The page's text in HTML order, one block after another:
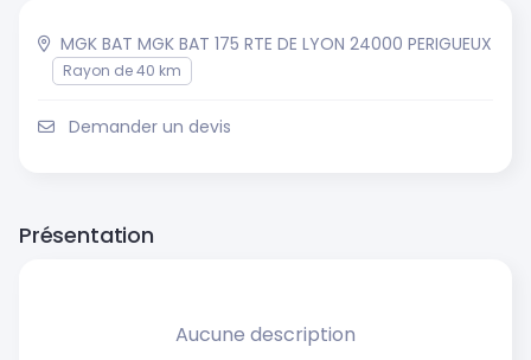
MGK BAT MGK BAT 175 RTE DE LYON 24000 PERIGUEUX
Rayon de 40 km
Demander un devis
Présentation
Aucune description